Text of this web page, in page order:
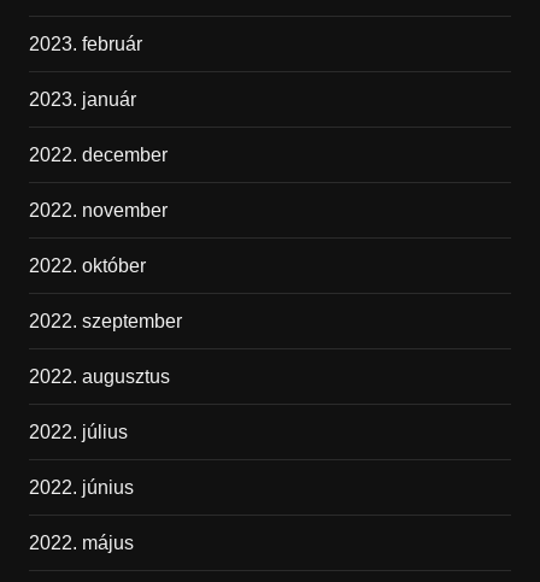
2023. február
2023. január
2022. december
2022. november
2022. október
2022. szeptember
2022. augusztus
2022. július
2022. június
2022. május